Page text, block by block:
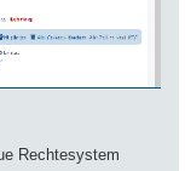
Rechtesystem